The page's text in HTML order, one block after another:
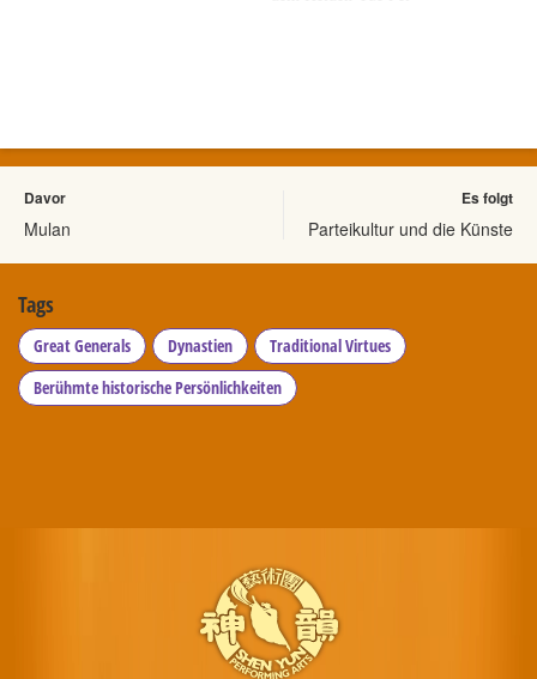
Davor
Mulan
Es folgt
Parteikultur und die Künste
Tags
Great Generals Dynastien
Traditional Virtues
Berühmte historische Persönlichkeiten